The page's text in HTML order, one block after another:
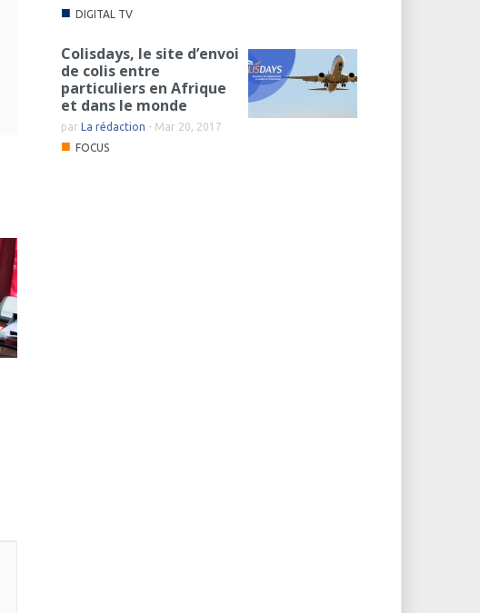
■ DIGITAL TV
Colisdays, le site d’envoi
de colis entre
particuliers en Afrique
et dans le monde
parLa rédaction - Mar 20, 2017
■ FOCUS